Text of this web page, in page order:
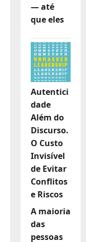
— até
que eles
Autentici
dade
Além do
Discurso.
O Custo
Invisível
de Evitar
Conflitos
e Riscos
A maioria
das
pessoas